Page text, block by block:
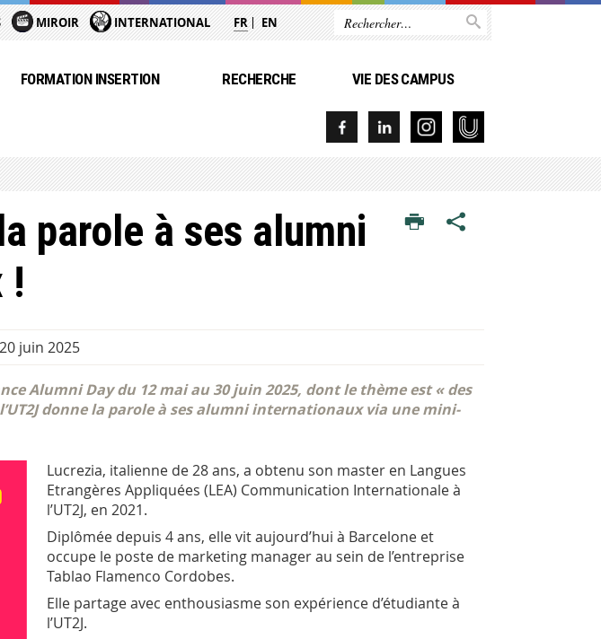
MIROIR INTERNATIONAL FR EN
FORMATION INSERTION RECHERCHE VIE DES CAMPUS
parole à ses alumni
!
juin 2025
Alumni Day du 12 mai au 30 juin 2025, dont le thème est « des
donne la parole à ses alumni internationaux via une mini-
Lucrezia, italienne de 28 ans, a obtenu son master en Langues
Etrangères Appliquées (LEA) Communication Internationale à
l’UT2J, en 2021.
Diplômée depuis 4 ans, elle vit aujourd’hui à Barcelone et
occupe le poste de marketing manager au sein de l’entreprise
Tablao Flamenco Cordobes.
Elle partage avec enthousiasme son expérience d’étudiante à
l’UT2J.